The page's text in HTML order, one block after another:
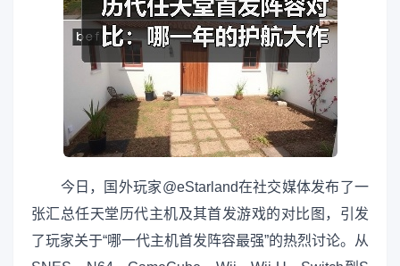
今日，国外玩家@eStarland在社交媒体发布了一
张汇总任天堂历代主机及其首发游戏的对比图，引发
了玩家关于“哪一代主机首发阵容最强”的热烈讨论。从